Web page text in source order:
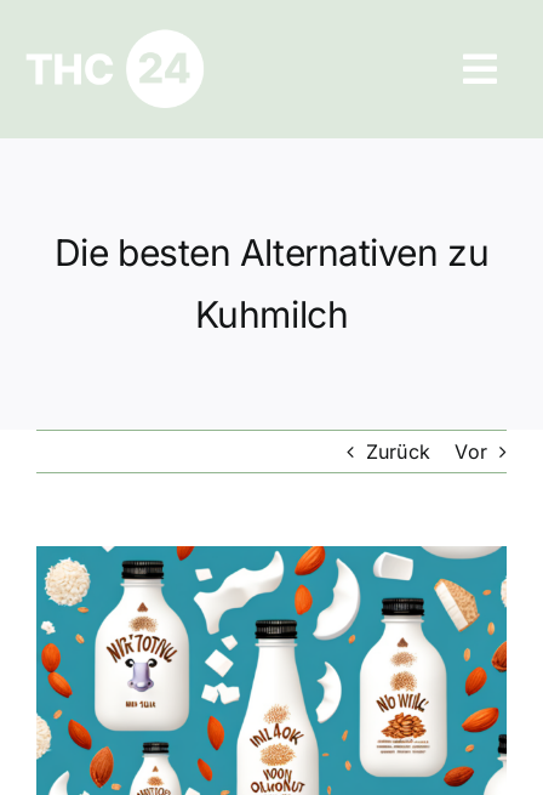
springen
Ratgeber
Die besten Alternativen zu
Kuhmilch
Zurück Vor
Zeige
grösseres
Bild